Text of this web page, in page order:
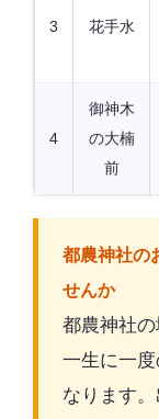
3 花手水
4
御神木
の大楠
前
都農神社の
せんか
都農神社の
一生に一
なります